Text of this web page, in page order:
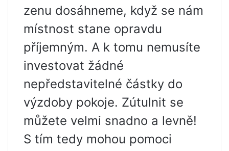
zenu dosáhneme, když se nám
místnost stane opravdu
příjemným. A k tomu nemusíte
investovat žádné
nepředstavitelné částky do
výzdoby pokoje. Zútulnit se
můžete velmi snadno a levně!
S tím tedy mohou pomoci